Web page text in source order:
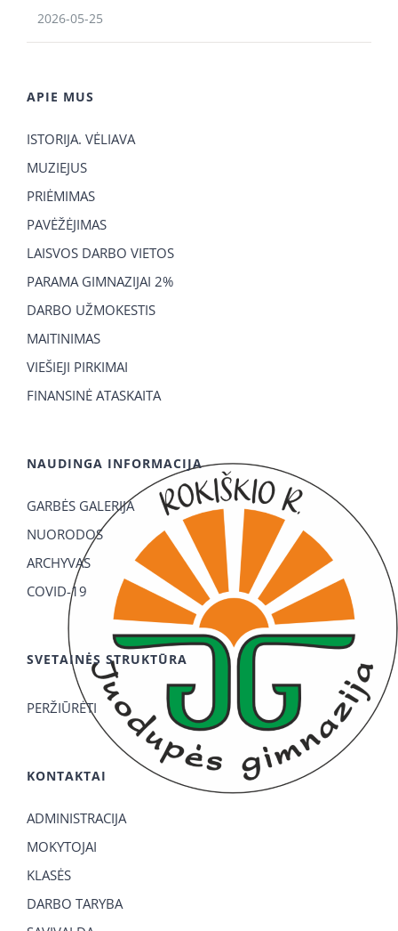
2026-05-25
APIE MUS
ISTORIJA. VĖLIAVA
MUZIEJUS
PRIĖMIMAS
PAVĖŽĖJIMAS
LAISVOS DARBO VIETOS
PARAMA GIMNAZIJAI 2%
DARBO UŽMOKESTIS
MAITINIMAS
VIEŠIEJI PIRKIMAI
FINANSINĖ ATASKAITA
NAUDINGA INFORMACIJA
GARBĖS GALERIJA
NUORODOS
ARCHYVAS
COVID-19
SVETAINĖS STRUKTŪRA
PERŽIŪRĖTI
KONTAKTAI
ADMINISTRACIJA
MOKYTOJAI
KLASĖS
DARBO TARYBA